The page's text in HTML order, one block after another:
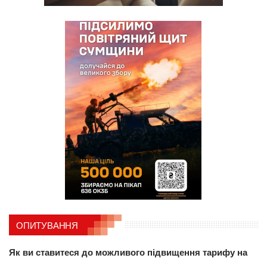
ОПИТУВАННЯ
Як ви ставитеся до можливого підвищення тарифу на